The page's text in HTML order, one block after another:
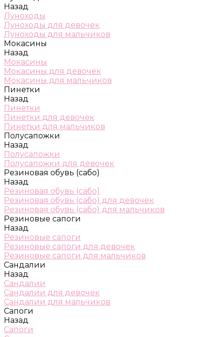
Назад
Луноходы
Луноходы для девочек
Луноходы для мальчиков
Мокасины
Назад
Мокасины
Мокасины для девочек
Мокасины для мальчиков
Пинетки
Назад
Пинетки
Пинетки для девочек
Пинетки для мальчиков
Полусапожки
Назад
Полусапожки
Полусапожки для девочек
Резиновая обувь (сабо)
Назад
Резиновая обувь (сабо)
Резиновая обувь (сабо) для девочек
Резиновая обувь (сабо) для мальчиков
Резиновые сапоги
Назад
Резиновые сапоги
Резиновые сапоги для девочек
Резиновые сапоги для мальчиков
Сандалии
Назад
Сандалии
Сандалии для девочек
Сандалии для мальчиков
Сапоги
Назад
Сапоги